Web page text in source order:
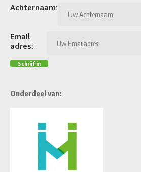
Achternaam:
Email
adres:
Onderdeel van: